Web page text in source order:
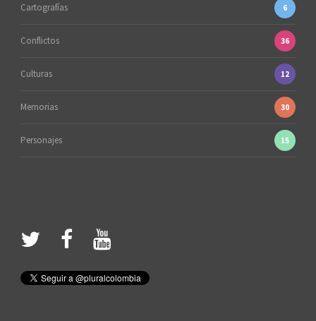
Cartografías 6
Conflictos 36
Culturas 12
Memorias 30
Personajes 15